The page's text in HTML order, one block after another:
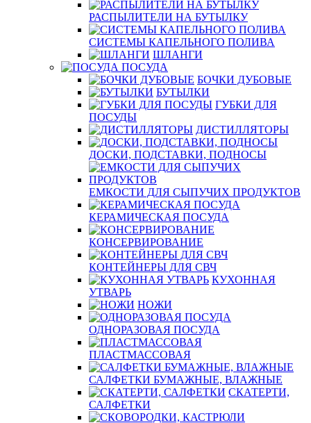
РАСПЫЛИТЕЛИ НА БУТЫЛКУ
СИСТЕМЫ КАПЕЛЬНОГО ПОЛИВА
ШЛАНГИ
ПОСУДА
БОЧКИ ДУБОВЫЕ
БУТЫЛКИ
ГУБКИ ДЛЯ
ПОСУДЫ
ДИСТИЛЛЯТОРЫ
ДОСКИ, ПОДСТАВКИ, ПОДНОСЫ
ЕМКОСТИ ДЛЯ СЫПУЧИХ ПРОДУКТОВ
КЕРАМИЧЕСКАЯ ПОСУДА
КОНСЕРВИРОВАНИЕ
КОНТЕЙНЕРЫ ДЛЯ СВЧ
КУХОННАЯ
УТВАРЬ
НОЖИ
ОДНОРАЗОВАЯ ПОСУДА
ПЛАСТМАССОВАЯ
САЛФЕТКИ БУМАЖНЫЕ, ВЛАЖНЫЕ
СКАТЕРТИ,
САЛФЕТКИ